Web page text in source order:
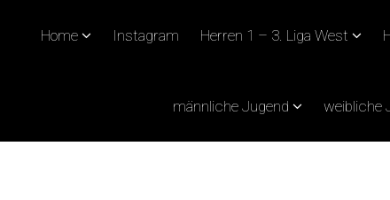
Home Instagram Herren 1 – 3. Liga West
männliche Jugend weibliche